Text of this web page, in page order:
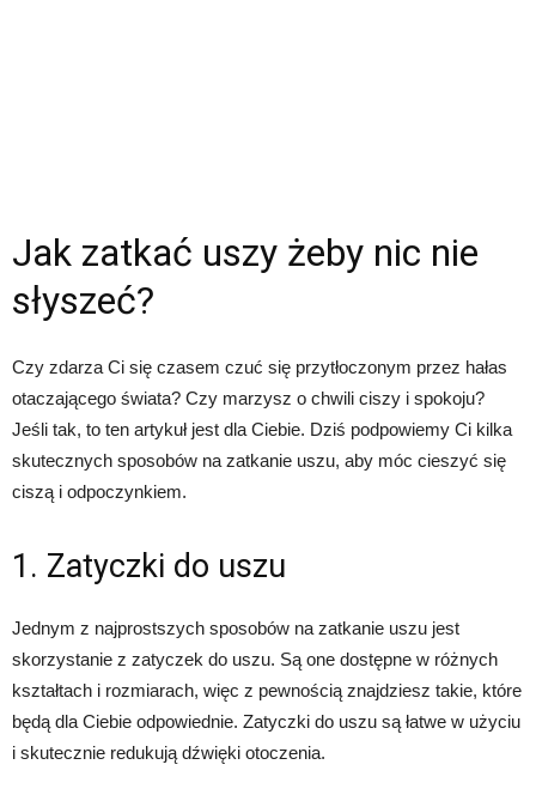
Jak zatkać uszy żeby nic nie
słyszeć?
Czy zdarza Ci się czasem czuć się przytłoczonym przez hałas
otaczającego świata? Czy marzysz o chwili ciszy i spokoju?
Jeśli tak, to ten artykuł jest dla Ciebie. Dziś podpowiemy Ci kilka
skutecznych sposobów na zatkanie uszu, aby móc cieszyć się
ciszą i odpoczynkiem.
1. Zatyczki do uszu
Jednym z najprostszych sposobów na zatkanie uszu jest
skorzystanie z zatyczek do uszu. Są one dostępne w różnych
kształtach i rozmiarach, więc z pewnością znajdziesz takie, które
będą dla Ciebie odpowiednie. Zatyczki do uszu są łatwe w użyciu
i skutecznie redukują dźwięki otoczenia.